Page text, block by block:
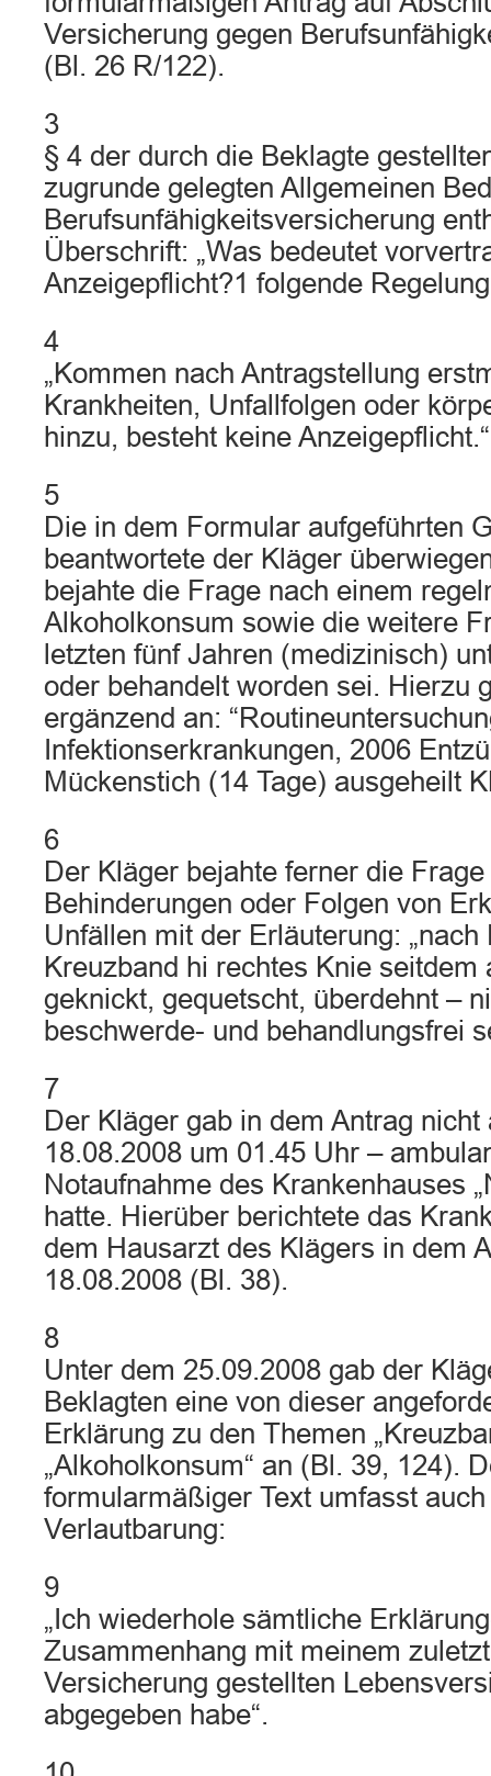
Versicherung gegen
(Bl. 26 R/122).
3
§ 4 der durch die Beklagte
zugrunde gelegten Allgemeinen
Berufsunfähigkeitsversicherung
Überschrift: „Was bedeutet
Anzeigepflicht?1 folgende
4
„Kommen nach Antragstellung
Krankheiten, Unfallfolgen oder
hinzu, besteht keine Anzeigepflicht.“
5
Die in dem Formular aufgeführten
beantwortete der Kläger
bejahte die Frage nach einem
Alkoholkonsum sowie die weitere
letzten fünf Jahren (medizinisch)
oder behandelt worden sei. Hierzu
ergänzend an:
Infektionserkrankungen, 2006
Mückenstich (14 Tage) ausgeheilt
6
Der Kläger bejahte ferner die
Behinderungen oder Folgen von
Unfällen mit der Erläuterung:
Kreuzband hi rechtes Knie seitdem
geknickt, gequetscht, überdehnt –
beschwerde- und behandlungsfrei
7
Der Kläger gab in dem Antrag
18.08.2008 um 01.45 Uhr –
Notaufnahme des Krankenhauses
hatte. Hierüber berichtete das
dem Hausarzt des Klägers in dem
18.08.2008 (Bl. 38).
8
Unter dem 25.09.2008 gab der
Beklagten eine von dieser
Erklärung zu den Themen
„Alkoholkonsum“ an (Bl. 39, 124).
formularmäßiger Text umfasst
Verlautbarung:
9
„Ich wiederhole sämtliche
Zusammenhang mit meinem
Versicherung gestellten
abgegeben habe“.